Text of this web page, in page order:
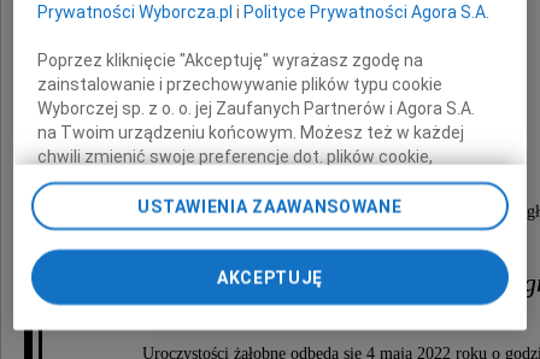
niechaj pieśń moja z lutni mej płynie
niechaj w zdrowym ciele zdrowy duch gości.
Chcę przeżyć w sławie dni mej starości"
Odszedł jeden z ostatnich ludzi minionej epoki, pozostawił w
żonę Bogusławę oraz córki Annę i
Uroczystości żałobne odbędą się 4 maja 2022 roku o
Prywatności Wyborcza.pl i Polityce Prywatności Agora S.A.
Poprzez kliknięcie "Akceptuję" wyrażasz zgodę na
zainstalowanie i przechowywanie plików typu cookie
Wyborczej sp. z o. o. jej Zaufanych Partnerów i Agora S.A.
na Twoim urządzeniu końcowym. Możesz też w każdej
chwili zmienić swoje preferencje dot. plików cookie,
ponownie wywołując narzędzie do zarządzania Twoimi
preferencjami dot. przetwarzania danych poprzez
odnośnik „Ustawienia prywatności” w stopce serwisu i
przechodząc do sekcji „Ustawienia zaawansowane”.
Zmiana ustawień plików cookie możliwa jest także za
pomocą ustawień przeglądarki.
My, nasi Zaufani Partnerzy i Agora S.A. możemy
USTAWIENIA ZAAWANSOWANE
AKCEPTUJĘ